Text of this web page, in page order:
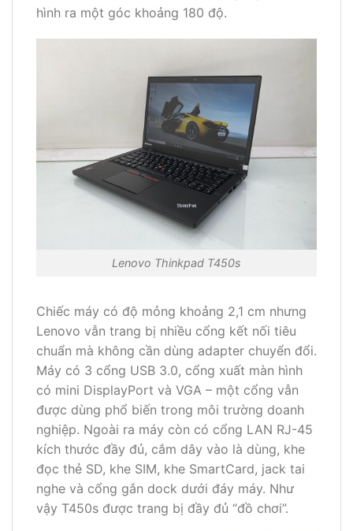
hình ra một góc khoảng 180 độ.
Lenovo Thinkpad T450s
Chiếc máy có độ mỏng khoảng 2,1 cm nhưng
Lenovo vẫn trang bị nhiều cổng kết nối tiêu
chuẩn mà không cần dùng adapter chuyển đổi.
Máy có 3 cổng USB 3.0, cổng xuất màn hình
có mini DisplayPort và VGA – một cổng vẫn
được dùng phổ biến trong môi trường doanh
nghiệp. Ngoài ra máy còn có cổng LAN RJ-45
kích thước đầy đủ, cắm dây vào là dùng, khe
đọc thẻ SD, khe SIM, khe SmartCard, jack tai
nghe và cổng gắn dock dưới đáy máy. Như
vậy T450s được trang bị đầy đủ “đồ chơi”.